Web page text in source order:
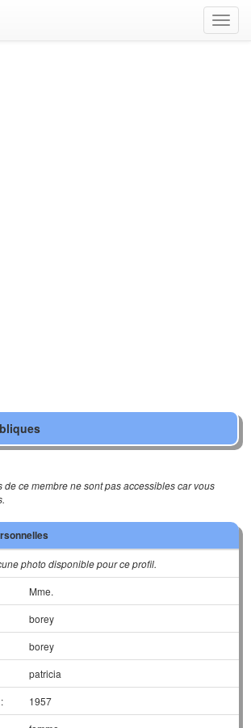
de ce membre ne sont pas accessibles car vous
photo disponible pour ce profil.
Mme.
borey
borey
patricia
1957